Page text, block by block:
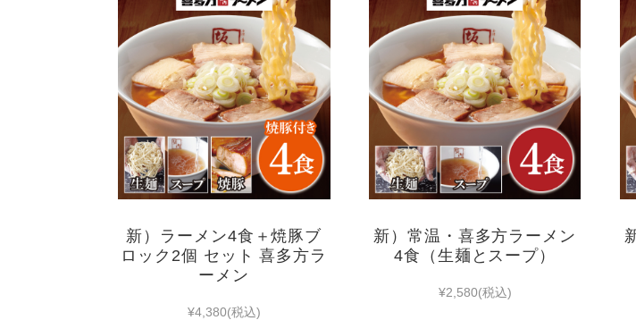
新）ラーメン4食＋焼豚ブ
ロック2個 セット 喜多方ラ
ーメン
¥4,380(税込)
新）常温・喜多方ラーメン
4食（生麺とスープ）
¥2,580(税込)